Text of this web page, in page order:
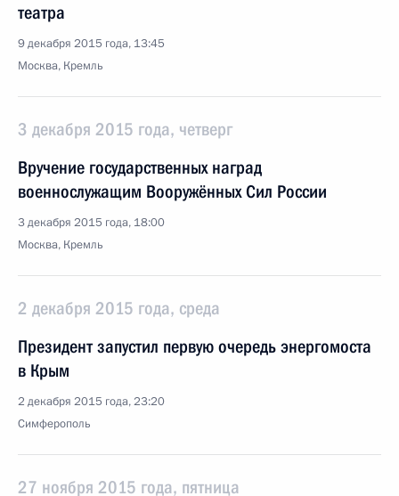
театра
9 декабря 2015 года, 13:45
Москва, Кремль
3 декабря 2015 года, четверг
Вручение государственных наград
военнослужащим Вооружённых Сил России
3 декабря 2015 года, 18:00
Москва, Кремль
2 декабря 2015 года, среда
Президент запустил первую очередь энергомоста
в Крым
2 декабря 2015 года, 23:20
Симферополь
27 ноября 2015 года, пятница